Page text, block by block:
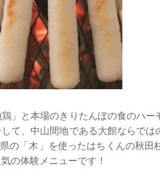
」と本場のきりたんぽの食のハ
て、中山間地である大館ならで
の「木」を使ったはちくんの秋
の体験メニューです！